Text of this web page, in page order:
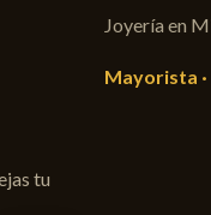
tu
Joyería en
Mayorista